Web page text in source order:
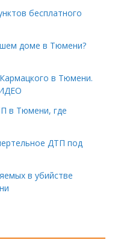
бесплатного
доме в Тюмени?
в Тюмени.
в Тюмени, где
ДТП под
в убийстве